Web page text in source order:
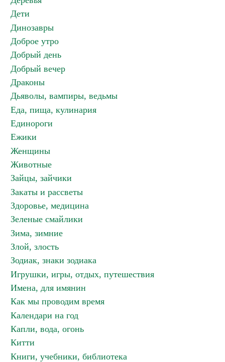
Дети
Динозавры
Доброе утро
Добрый день
Добрый вечер
Драконы
Дьяволы, вампиры, ведьмы
Еда, пища, кулинария
Единороги
Ежики
Женщины
Животные
Зайцы, зайчики
Закаты и рассветы
Здоровье, медицина
Зеленые смайлики
Зима, зимние
Злой, злость
Зодиак, знаки зодиака
Игрушки, игры, отдых, путешествия
Имена, для имянин
Как мы проводим время
Календари на год
Капли, вода, огонь
Китти
Книги, учебники, библиотека